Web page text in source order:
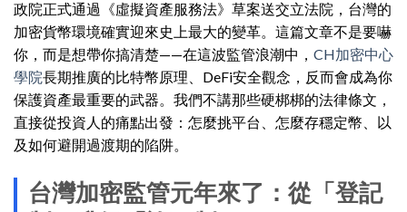
政院正式通過《虛擬資產服務法》草案送交立法院，台灣的
加密貨幣環境確實迎來史上最大的變革。這篇文章不是要嚇
你，而是想帶你搞清楚——在這波監管浪潮中， CH加密中心
學院長期推廣的比特幣原理、DeFi安全觀念，反而會成為你
保護資產最重要的武器。我們不講那些硬梆梆的法律條文，
直接從投資人的痛點出發：怎麼挑平台、怎麼存穩定幣、以
及如何避開過渡期的陷阱。
台灣加密監管元年來了：從「登記